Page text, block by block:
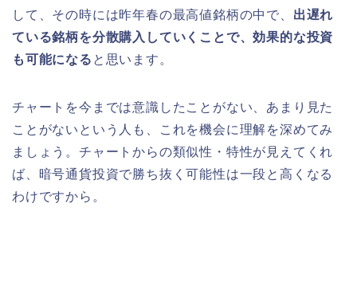
して、その時には昨年春の最高値銘柄の中で、 出遅れ
ている銘柄を分散購入していくことで、効果的な投資
も可能になる と思います。
チャートを今までは意識したことがない、あまり見た
ことがないという人も、これを機会に理解を深めてみ
ましょう。チャートからの類似性・特性が見えてくれ
ば、暗号通貨投資で勝ち抜く可能性は一段と高くなる
わけですから。